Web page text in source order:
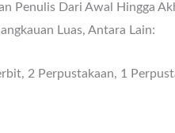
Penulis Dari Awal Hingga
Luas, Antara Lain:
2 Perpustakaan, 1